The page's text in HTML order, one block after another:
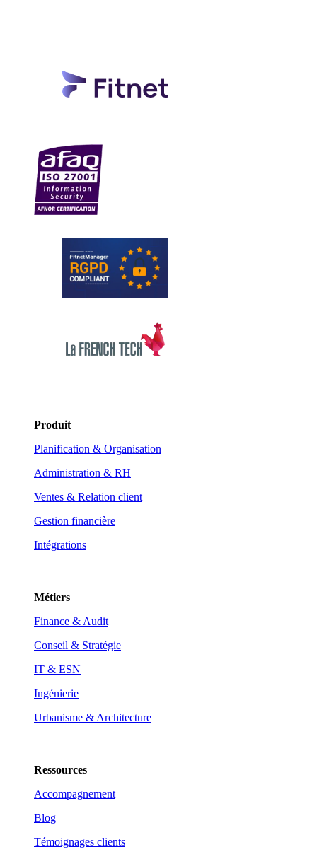
Produit
Planification & Organisation
Administration & RH
Ventes & Relation client
Gestion financière
Intégrations
Métiers
Finance & Audit
Conseil & Stratégie
IT & ESN
Ingénierie
Urbanisme & Architecture
Ressources
Accompagnement
Blog
Témoignages clients